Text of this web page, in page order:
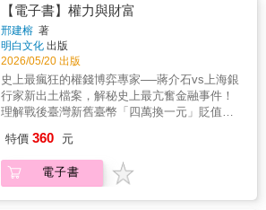
魔咒」◎房地產新人的銷售測驗：平凡老公寓
如何立刻成交？一棟離車站步行20分鐘、毫無
吸引力的平凡公寓，該如何推銷？X錯誤做法：
竭盡全力宣傳並突顯房產的缺點。行為經濟學
解法：靈活運用「定錨效應」！先帶看條件更
差的房源，再帶看條件優於它但租金更高的房
源，最後才帶到這棟公寓。對方便會在既定選
項中，主動選擇這間他認為最理想的「平凡公
寓」。◎ 顛覆傳統認知：BtoB模式更被非理性
利，卻因為過去投入了龐大金錢與時間，遲遲
無法做出中止的決定。單純曝光效應：世界頂
尖光電企業將與客戶的接觸時間設為KPI，物理
【電子書】權力與財富
邢建榕 著
明白文化 出版
2026/05/20 出版
史上最瘋狂的權錢博弈專家──蔣介石vs上海銀
行家新出土檔案，解秘史上最亢奮金融事件！
理解戰後臺灣新舊臺幣「四萬換一元」貶值風
海，是亞洲最重要的金融中心，金錢叢林初長
成，規則尚在摸索確認中，政治勢力與銀行旗
手，在這裡較量、交易和交鋒……★最珍貴的
特價 360 元
電子書